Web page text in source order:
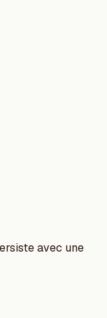
avec une